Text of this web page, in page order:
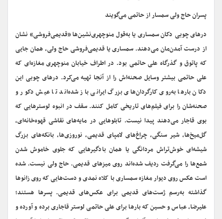
پسران حاج ولی سمسار از حاتمی ‌می‌گویند
درهای چوبی دکان سمساری یا به‌قول منوچهری‌نشین‌ها «قدیمی‌فروشی» نشان
از درست آمدن‌مان می‌دهند. سمساری یا قدیمی‌فروشی حاج ولی، همان جایی
که پاتوق و گذرگاه علی حاتمی بود. در اطراف خیابان منوچهری مغازه‌ای که
علی حاتمی بیشتر وسایل صحنه‌اش را از آنجا تهیه می‌کرد. درهای چوبی این
دکان بارها به‌روی کارگردان‌های بزرگ ایرانی باز شده‌اند تا عیش دکور و
صحنه‌شان را برای فیلم‌های تاریخی کامل کنند. سقف در انبوه لوسترهایی که
بوی قاجار می‌دهند پیدا نیست. تابلوهایی در مایه‌های نقاشی قهوه‌خانه‌ای،
گل‌میخ‌ها، شیر سنگی، چراغ‌های لامپای قدیمی، نوروزی‌ها، بانکه‌های بزرگ
شیشه‌ای خوش‌تراش مردانگی یا همان بادگیرهایی که جلوی خاموش شدن
شمع‌ها را می‌گرفت ردیف شده‌اند روی میزهای قدیمی. حاج ولی نیست. شده
است عکس روی دیوار مغازه سمساری با کلاه نمدی و دست‌هایی که روی زانوها
گذاشته به‌رسم ژست‌های قدیمی برای عکس‌های قدیمی. پسرها هستند؛
علیرضا، عباس و حسین که بارها برای علی حاتمی لوستر قاجاری برده و آورده و